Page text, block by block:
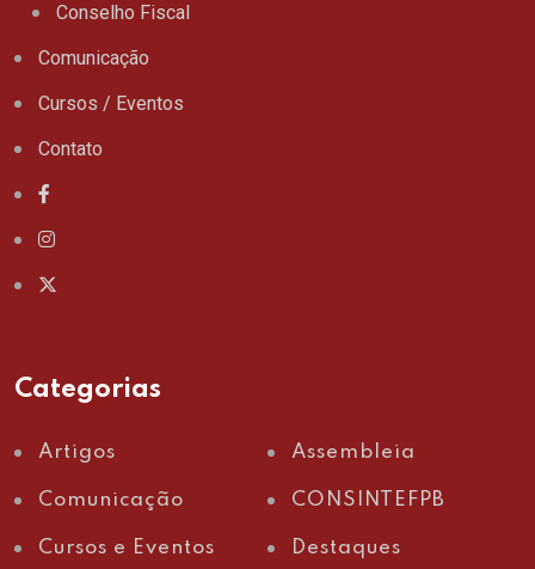
Conselho Fiscal
Comunicação
Cursos / Eventos
Contato
Categorias
Artigos Assembleia
Comunicação CONSINTEFPB
Cursos e Eventos Destaques